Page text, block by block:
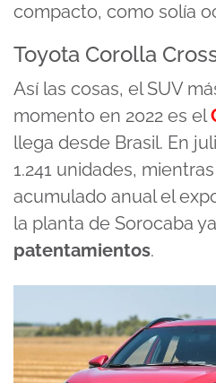
compacto, como solía
Toyota Corolla
Así las cosas, el SUV
momento en 2022 es el
llega desde Brasil. En
1.241 unidades,
acumulado anual el
la planta de Sorocaba
patentamientos.